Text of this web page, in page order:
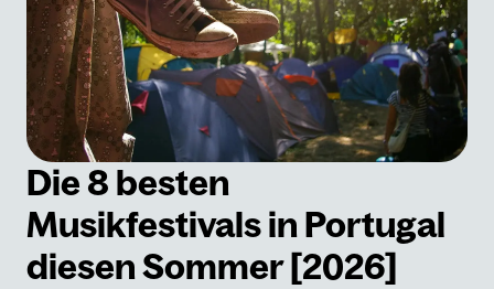
Die 8 besten
Musikfestivals in Portugal
diesen Sommer [2026]